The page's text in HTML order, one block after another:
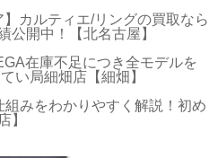
】カルティエ/リングの買取なら
公開中！【北名古屋】
在庫不足につき全モデルを
い局細畑店【細畑】
みをわかりやすく解説！初め
】